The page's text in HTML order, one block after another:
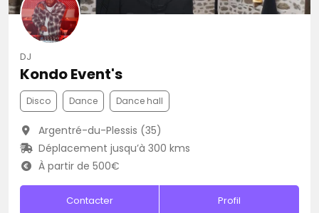
DJ
Kondo Event's
Disco Dance Dance hall
Argentré-du-Plessis (35)
Déplacement jusqu’à 300 kms
À partir de 500€
Contacter Profil